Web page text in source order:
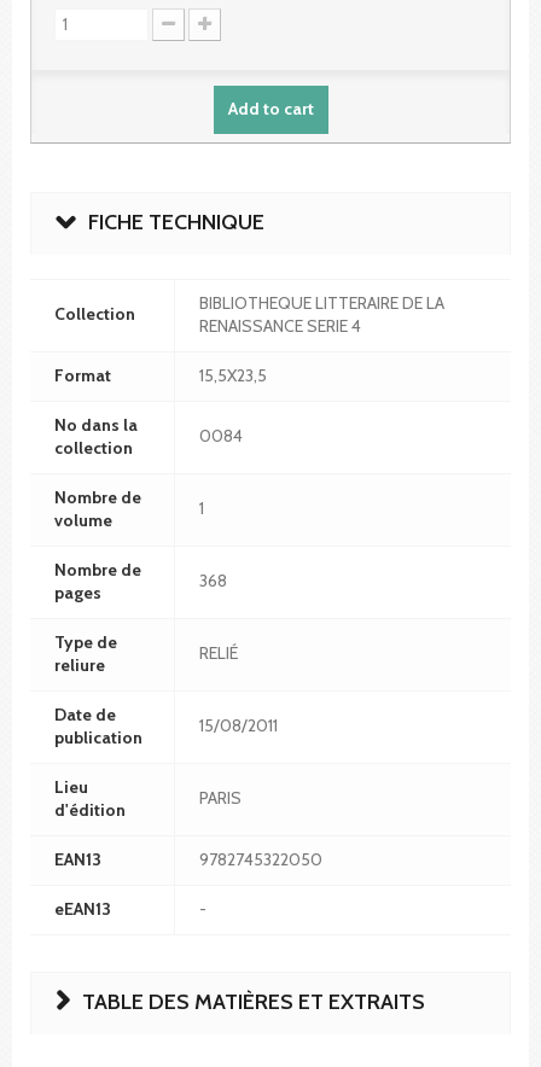
Add to cart
FICHE TECHNIQUE
Collection
BIBLIOTHEQUE LITTERAIRE DE LA
RENAISSANCE SERIE 4
Format 15,5X23,5
No dans la
collection
0084
Nombre de
volume
1
Nombre de
pages
368
Type de
reliure
RELIÉ
Date de
publication
15/08/2011
Lieu
d'édition
PARIS
EAN13 9782745322050
eEAN13 -
TABLE DES MATIÈRES ET EXTRAITS